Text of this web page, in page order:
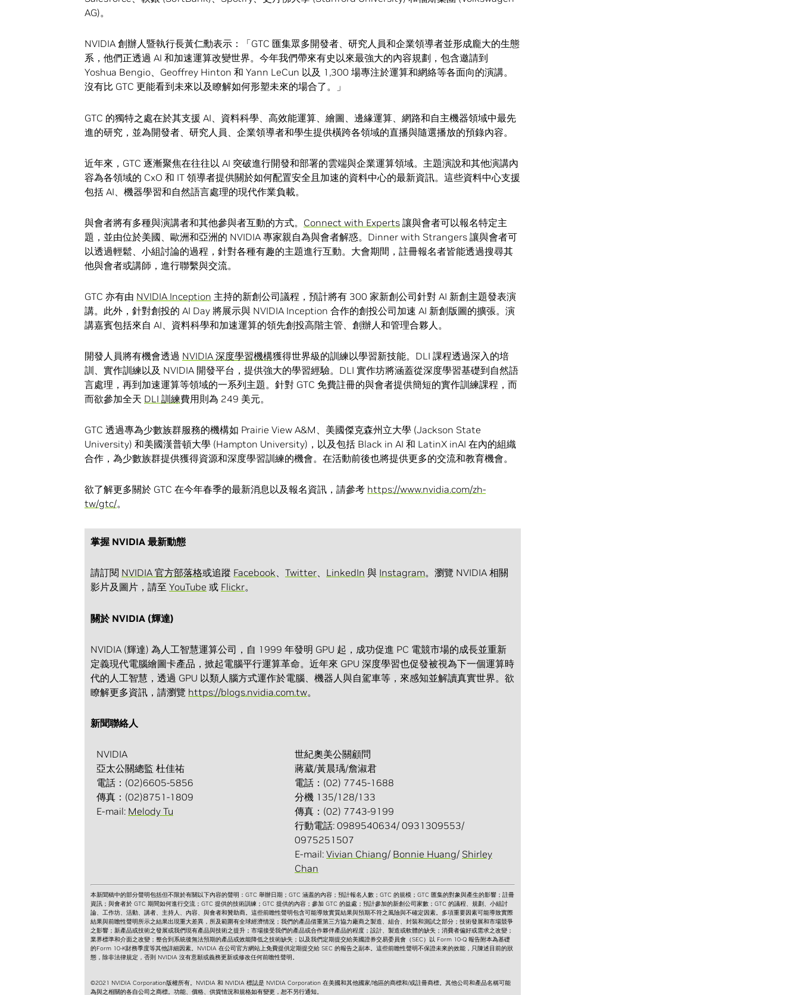
AG)。
NVIDIA 創辦人暨執行長黃仁勳表示：「GTC 匯集眾多開發者、研究人員和企業領導者並形成龐大的生態
系，他們正透過 AI 和加速運算改變世界。今年我們帶來有史以來最強大的內容規劃，包含邀請到
Yoshua Bengio、Geoffrey Hinton 和 Yann LeCun 以及 1,300 場專注於運算和網絡等各面向的演講。
沒有比 GTC 更能看到未來以及瞭解如何形塑未來的場合了。」
GTC 的獨特之處在於其支援 AI、資料科學、高效能運算、繪圖、邊緣運算、網路和自主機器領域中最先
進的研究，並為開發者、研究人員、企業領導者和學生提供橫跨各領域的直播與隨選播放的預錄內容。
近年來，GTC 逐漸聚焦在往往以 AI 突破進行開發和部署的雲端與企業運算領域。主題演說和其他演講內
容為各領域的 CxO 和 IT 領導者提供關於如何配置安全且加速的資料中心的最新資訊。這些資料中心支援
包括 AI、機器學習和自然語言處理的現代作業負載。
與會者將有多種與演講者和其他參與者互動的方式。 Connect with Experts 讓與會者可以報名特定主
題，並由位於美國、歐洲和亞洲的 NVIDIA 專家親自為與會者解惑。Dinner with Strangers 讓與會者可
以透過輕鬆、小組討論的過程，針對各種有趣的主題進行互動。大會期間，註冊報名者皆能透過搜尋其
他與會者或講師，進行聯繫與交流。
GTC 亦有由 NVIDIA Inception 主持的新創公司議程，預計將有 300 家新創公司針對 AI 新創主題發表演
講。此外，針對創投的 AI Day 將展示與 NVIDIA Inception 合作的創投公司加速 AI 新創版圖的擴張。演
講嘉賓包括來自 AI、資料科學和加速運算的領先創投高階主管、創辦人和管理合夥人。
開發人員將有機會透過 NVIDIA 深度學習機構獲得世界級的訓練以學習新技能。DLI 課程透過深入的培
訓、實作訓練以及 NVIDIA 開發平台，提供強大的學習經驗。DLI 實作坊將涵蓋從深度學習基礎到自然語
言處理，再到加速運算等領域的一系列主題。針對 GTC 免費註冊的與會者提供簡短的實作訓練課程，而
而欲參加全天 DLI 訓練費用則為 249 美元。
GTC 透過專為少數族群服務的機構如 Prairie View A&M、美國傑克森州立大學 (Jackson State
University) 和美國漢普頓大學 (Hampton University)，以及包括 Black in AI 和 LatinX inAI 在內的組織
合作，為少數族群提供獲得資源和深度學習訓練的機會。在活動前後也將提供更多的交流和教育機會。
欲了解更多關於 GTC 在今年春季的最新消息以及報名資訊，請參考 https://www.nvidia.com/zh-
tw/gtc/。
掌握 NVIDIA 最新動態
請訂閱 NVIDIA 官方部落格或追蹤 Facebook、 Twitter、 LinkedIn 與 Instagram。瀏覽 NVIDIA 相關
影片及圖片，請至 YouTube 或 Flickr。
關於 NVIDIA (輝達)
NVIDIA (輝達) 為人工智慧運算公司，自 1999 年發明 GPU 起，成功促進 PC 電競市場的成長並重新
定義現代電腦繪圖卡產品，掀起電腦平行運算革命。近年來 GPU 深度學習也促發被視為下一個運算時
代的人工智慧，透過 GPU 以類人腦方式運作於電腦、機器人與自駕車等，來感知並解讀真實世界。欲
瞭解更多資訊，請瀏覽 https://blogs.nvidia.com.tw。
新聞聯絡人
NVIDIA
亞太公關總監 杜佳祐
電話：(02)6605-5856
傳真：(02)8751-1809
E-mail: Melody Tu
世紀奧美公關顧問
蔣葳/黃晨瑀/詹淑君
電話：(02) 7745-1688
分機 135/128/133
傳真：(02) 7743-9199
行動電話: 0989540634/ 0931309553/
0975251507
E-mail: Vivian Chiang/ Bonnie Huang/ Shirley
Chan
本新聞稿中的部分聲明包括但不限於有關以下內容的聲明：GTC 舉辦日期；GTC 涵蓋的內容；預計報名人數；GTC 的規模；GTC 匯集的對象與產生的影響；註冊
資訊；與會者於 GTC 期間如何進行交流；GTC 提供的技術訓練；GTC 提供的內容；參加 GTC 的益處；預計參加的新創公司家數；GTC 的議程、規劃、小組討
論、工作坊、活動、講者、主持人、內容、與會者和贊助商。這些前瞻性聲明包含可能導致實質結果與預期不符之風險與不確定因素。多項重要因素可能導致實際
結果與前瞻性聲明所示之結果出現重大差異，所及範圍有全球經濟情況；我們的產品借重第三方協力廠商之製造、組合、封裝和測試之部分；技術發展和市場競爭
之影響；新產品或技術之發展或我們現有產品與技術之提升；市場接受我們的產品或合作夥伴產品的程度；設計、製造或軟體的缺失；消費者偏好或需求之改變；
業界標準和介面之改變；整合到系統後無法預期的產品或效能降低之技術缺失；以及我們定期提交給美國證券交易委員會（SEC）以 Form 10-Q 報告附本為基礎
的Form 10-K財務季度等其他詳細因素。NVIDIA 在公司官方網站上免費提供定期提交給 SEC 的報告之副本。這些前瞻性聲明不保證未來的效能，只陳述目前的狀
態，除非法律規定，否則 NVIDIA 沒有意願或義務更新或修改任何前瞻性聲明。
©2021 NVIDIA Corporation版權所有。NVIDIA 和 NVIDIA 標誌是 NVIDIA Corporation 在美國和其他國家/地區的商標和/或註冊商標。其他公司和產品名稱可能
為與之相關的各自公司之商標。功能、價格、供貨情況和規格如有變更，恕不另行通知。